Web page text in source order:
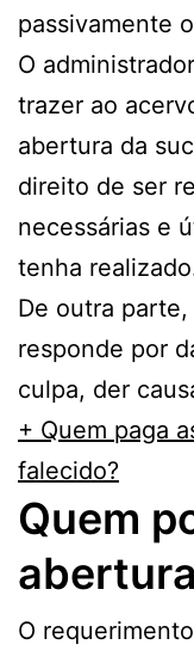
passivamente
O
trazer ao
abertura da
direito de ser
necessárias e
tenha
De outra
responde por
culpa, der
+ Quem paga
falecido?
Quem
O